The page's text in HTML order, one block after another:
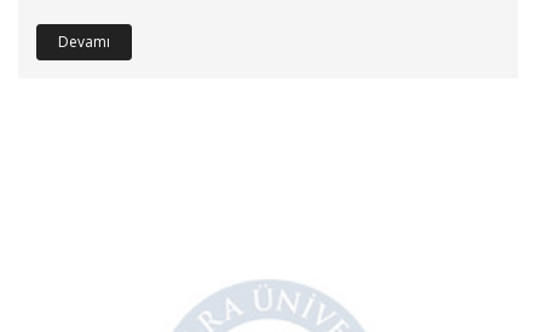
Devamı